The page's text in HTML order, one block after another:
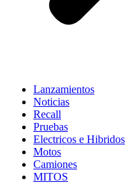
Lanzamientos
Noticias
Recall
Pruebas
Electricos e Hibridos
Motos
Camiones
MITOS